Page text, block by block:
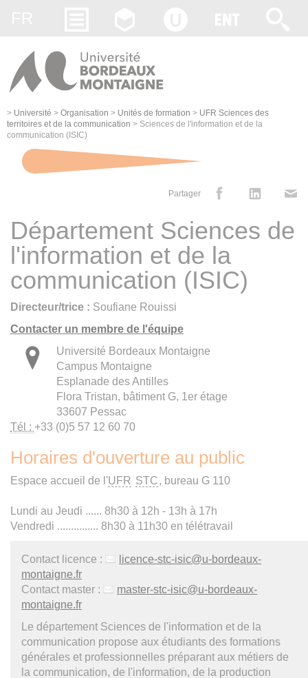
> Université > Organisation > Unités de formation > UFR Sciences des
territoires et de la communication > Sciences de l'information et de la
communication (ISIC)
Partager
Département Sciences de
l'information et de la
communication (ISIC)
Directeur/trice : Soufiane Rouissi
Contacter un membre de l'équipe
Université Bordeaux Montaigne
Campus Montaigne
Esplanade des Antilles
Flora Tristan, bâtiment G, 1er étage
33607 Pessac
Tél : +33 (0)5 57 12 60 70
Horaires d'ouverture au public
Espace accueil de l'UFR STC, bureau G 110
Lundi au Jeudi ...... 8h30 à 12h - 13h à 17h
Vendredi ............... 8h30 à 11h30 en télétravail
Contact licence : licence-stc-isic@u-bordeaux-
montaigne.fr
Contact master :
master-stc-isic@u-bordeaux-
montaigne.fr
Le département Sciences de l'information et de la
communication propose aux étudiants des formations
générales et professionnelles préparant aux métiers de
la communication, de l'information, de la production